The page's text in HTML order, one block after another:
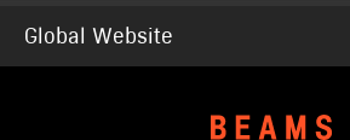
Global Website